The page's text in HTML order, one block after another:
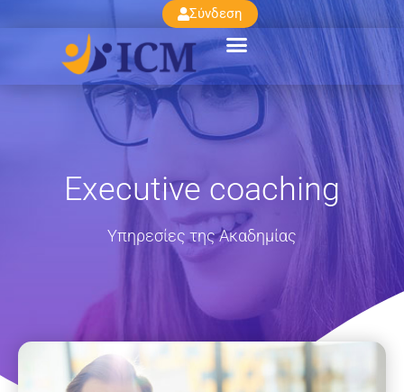
Σύνδεση
Executive coaching
Υπηρεσίες της Ακαδημίας